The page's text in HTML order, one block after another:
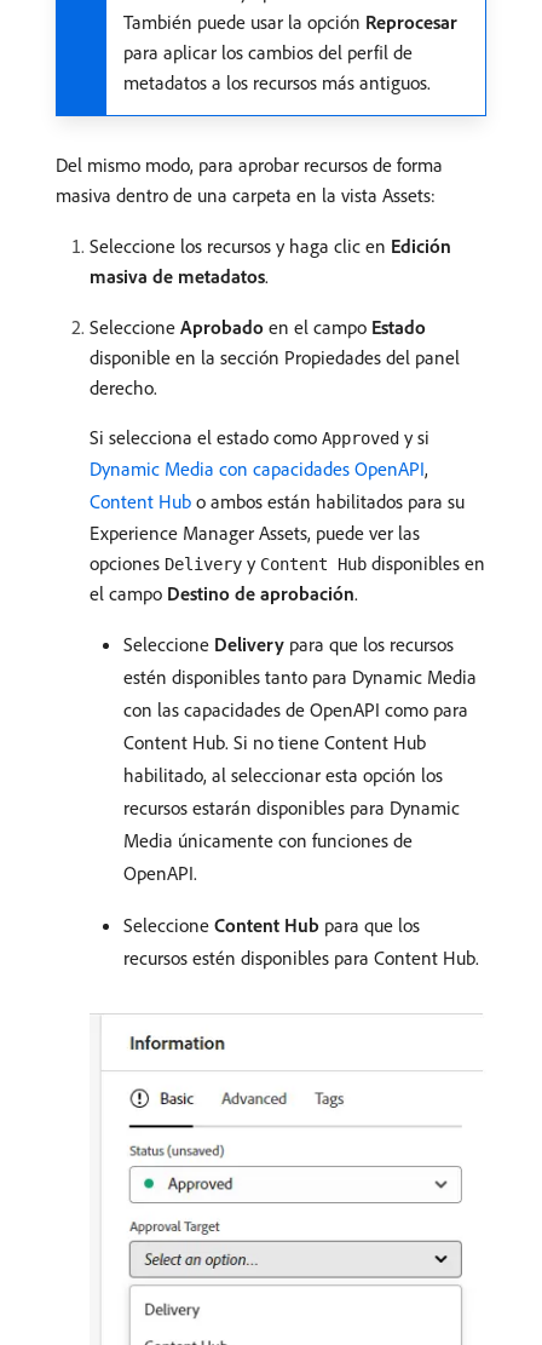
También puede usar la opción Reprocesar
para aplicar los cambios del perfil de
metadatos a los recursos más antiguos.
Del mismo modo, para aprobar recursos de forma
masiva dentro de una carpeta en la vista Assets:
Seleccione los recursos y haga clic en Edición
masiva de metadatos.
Seleccione Aprobado en el campo Estado
disponible en la sección Propiedades del panel
derecho.
Si selecciona el estado como Approved y si
Dynamic Media con capacidades OpenAPI,
Content Hub o ambos están habilitados para su
Experience Manager Assets, puede ver las
opciones Delivery y Content Hub disponibles en
el campo Destino de aprobación.
Seleccione Delivery para que los recursos
estén disponibles tanto para Dynamic Media
con las capacidades de OpenAPI como para
Content Hub. Si no tiene Content Hub
habilitado, al seleccionar esta opción los
recursos estarán disponibles para Dynamic
Media únicamente con funciones de
OpenAPI.
Seleccione Content Hub para que los
recursos estén disponibles para Content Hub.